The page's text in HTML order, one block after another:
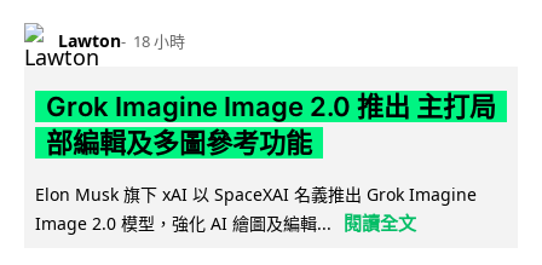
Lawton 18 小時
Grok Imagine Image 2.0 推出 主打局
部編輯及多圖參考功能
Elon Musk 旗下 xAI 以 SpaceXAI 名義推出 Grok Imagine
Image 2.0 模型，強化 AI 繪圖及編輯...
閱讀全文